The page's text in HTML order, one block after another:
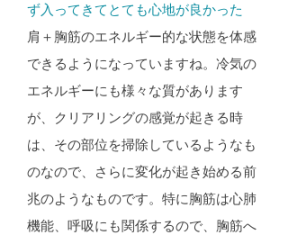
ず入ってきてとても心地が良かった​
肩＋胸筋のエネルギー的な状態を体感
できるようになっていますね。冷気の
エネルギーにも様々な質があります
が、クリアリングの感覚が起きる時
は、その部位を掃除しているようなも
のなので、さらに変化が起き始める前
兆のようなものです。特に胸筋は心肺
機能、呼吸にも関係するので、胸筋へ